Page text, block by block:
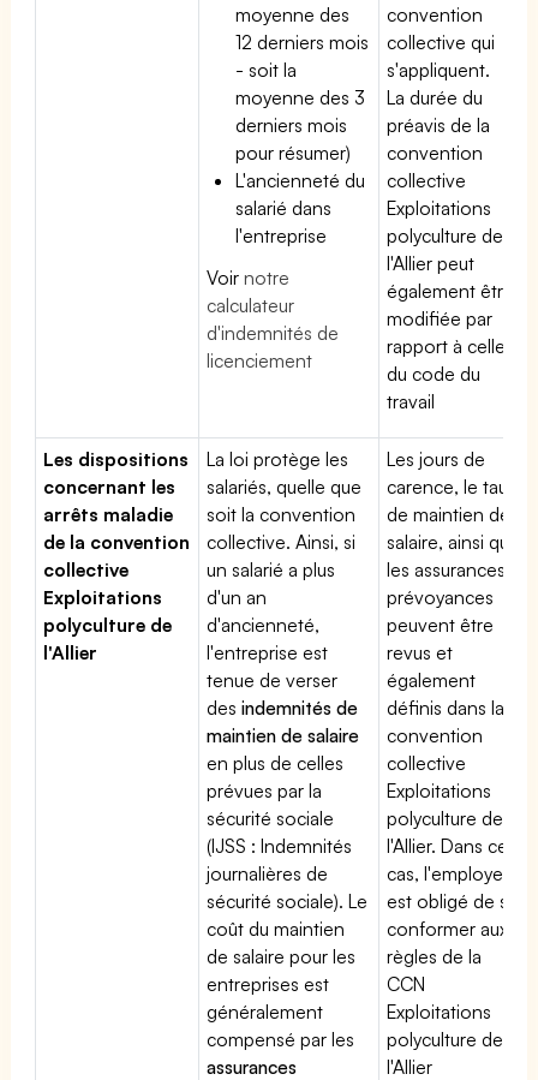
moyenne des
12 derniers mois
- soit la
moyenne des 3
derniers mois
pour résumer)
L'ancienneté du
salarié dans
l'entreprise
Voirnotre
calculateur
d'indemnités de
licenciement
convention
collective qui
s'appliquent.
La durée du
préavis de la
convention
collective
Exploitations
polyculture de
l'Allier peut
également être
modifiée par
rapport à celle
du code du
travail
Les dispositions
concernant les
arrêts maladie
de la convention
collective
Exploitations
polyculture de
l'Allier
La loi protège les
salariés, quelle que
soit la convention
collective. Ainsi, si
un salarié a plus
d'un an
d'ancienneté,
l'entreprise est
tenue de verser
desindemnités de
maintien de salaire
en plus de celles
prévues par la
sécurité sociale
(IJSS : Indemnités
journalières de
sécurité sociale). Le
coût du maintien
de salaire pour les
entreprises est
généralement
compensé par les
assurances
Les jours de
carence, le taux
de maintien de
salaire, ainsi que
les assurances
prévoyances
peuvent être
revus et
également
définis dans la
convention
collective
Exploitations
polyculture de
l'Allier. Dans ce
cas, l'employeur
est obligé de se
conformer aux
règles de la
CCN
Exploitations
polyculture de
l'Allier